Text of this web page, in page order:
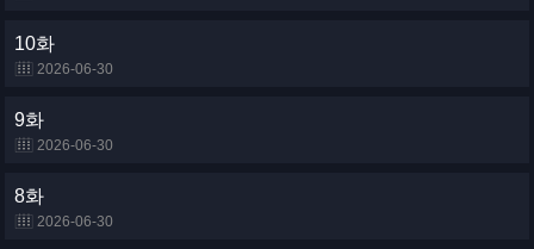
10화
2026-06-30
9화
2026-06-30
8화
2026-06-30